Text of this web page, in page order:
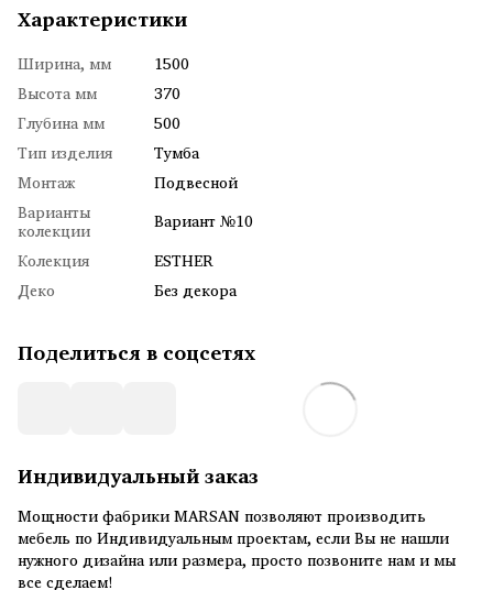
Характеристики
Ширина, мм
1500
Высота мм
370
Глубина мм
500
Тип изделия
Тумба
Монтаж
Подвесной
Варианты
колекции
Вариант №10
Колекция
ESTHER
Деко
Без декора
Поделиться в соцсетях
Индивидуальный заказ
Мощности фабрики MARSAN позволяют производить
мебель по Индивидуальным проектам, если Вы не нашли
нужного дизайна или размера, просто позвоните нам и мы
все сделаем!